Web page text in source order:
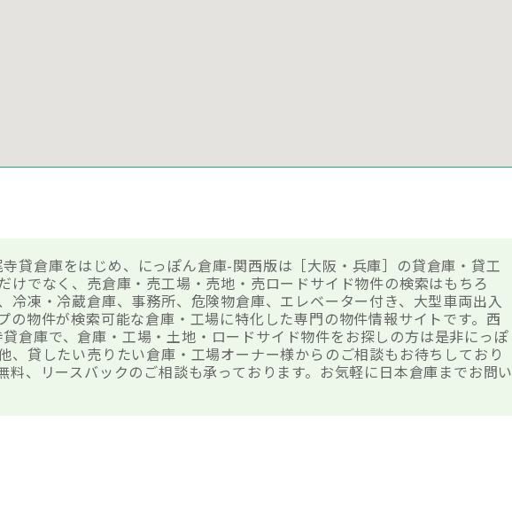
貸倉庫をはじめ、にっぽん倉庫-関西版は［大阪・兵庫］の貸倉庫・貸工
けでなく、売倉庫・売工場・売地・売ロードサイド物件の検索はもちろ
冷凍・冷蔵倉庫、事務所、危険物倉庫、エレベーター付き、大型車両出入
の物件が検索可能な倉庫・工場に特化した専門の物件情報サイトです。西
倉庫で、倉庫・工場・土地・ロードサイド物件をお探しの方は是非にっぽ
、貸したい売りたい倉庫・工場オーナー様からのご相談もお待ちしており
料、リースバックのご相談も承っております。お気軽に日本倉庫までお問い